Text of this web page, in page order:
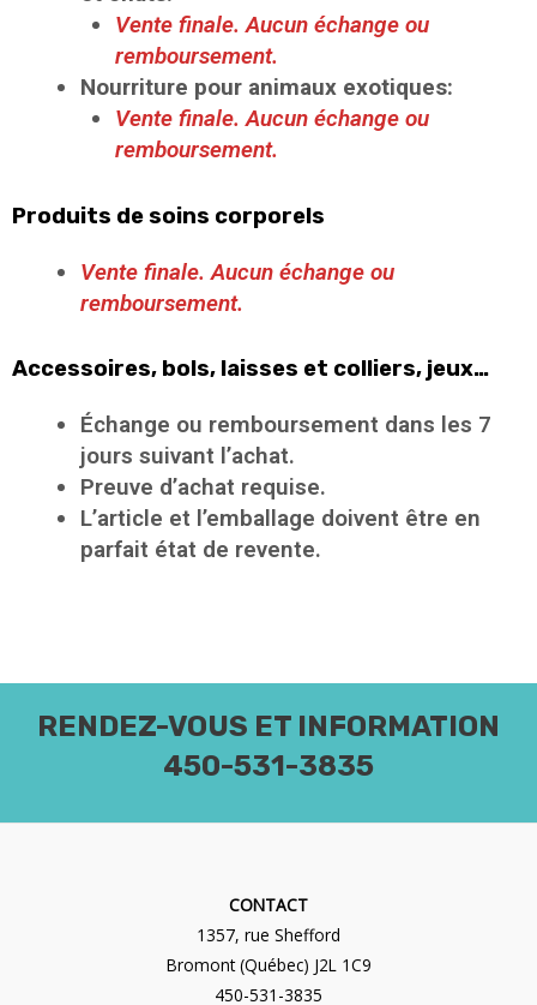
Vente finale. Aucun échange ou
remboursement.
Nourriture pour animaux exotiques:
Vente finale. Aucun échange ou
remboursement.
Produits de soins corporels
Vente finale. Aucun échange ou
remboursement.
Accessoires, bols, laisses et colliers, jeux…
Échange ou remboursement dans les 7
jours suivant l’achat.
Preuve d’achat requise.
L’article et l’emballage doivent être en
parfait état de revente.
RENDEZ-VOUS ET INFORMATION
450-531-3835
CONTACT
1357, rue Shefford
Bromont (Québec) J2L 1C9
450-531-3835